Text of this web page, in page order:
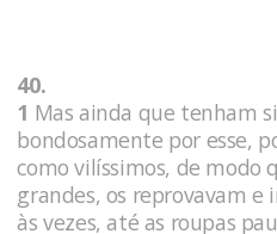
40.
1 Mas ainda que tenham
bondosamente por esse,
como vilíssimos, de modo
grandes, os reprovavam
às vezes, até as roupas